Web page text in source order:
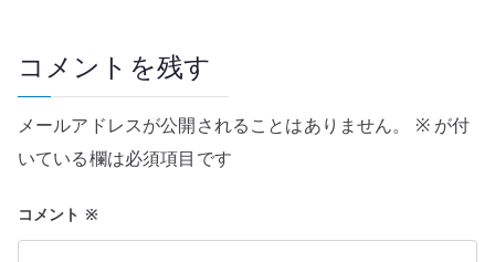
ー
シ
ョ
ン
コメントを残す
メールアドレスが公開されることはありません。 ※が付
いている欄は必須項目です
コメント ※